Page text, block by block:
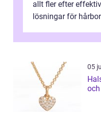
allt fler efter
lösningar för
05